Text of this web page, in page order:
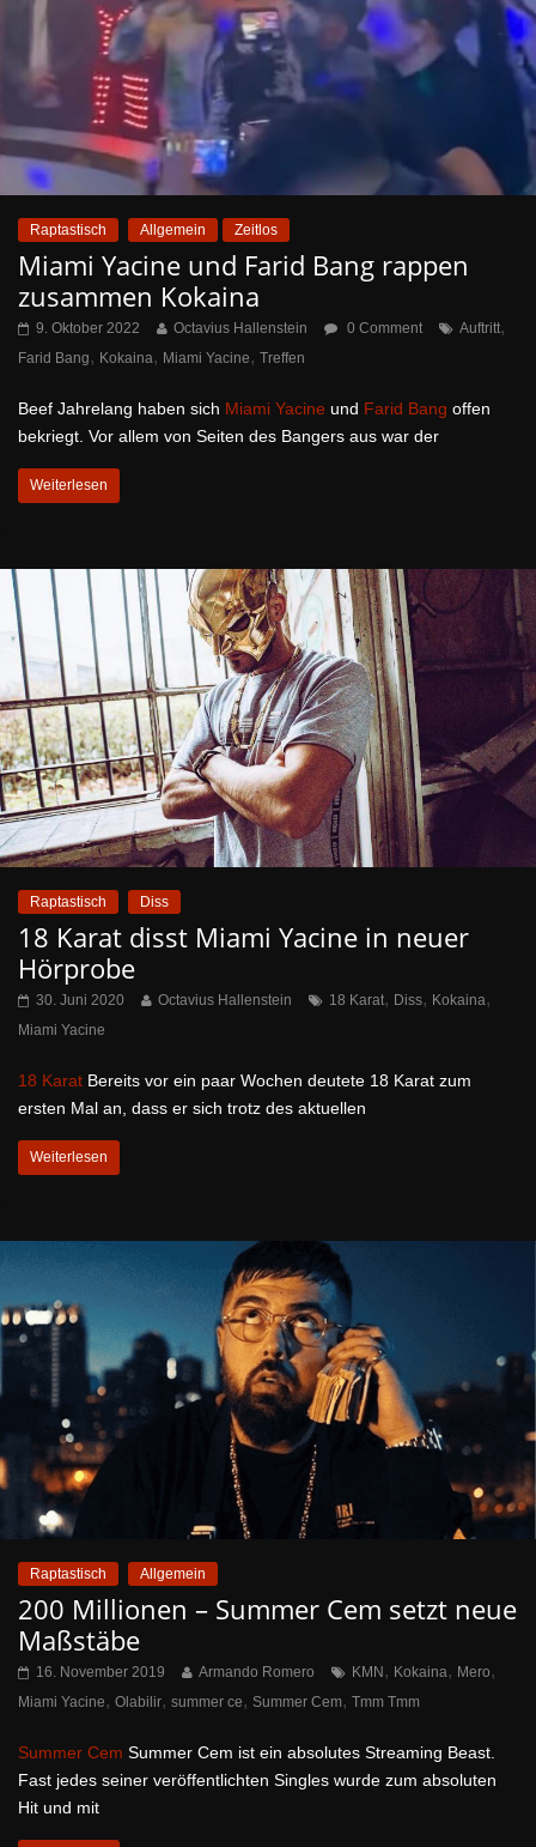
Raptastisch Allgemein Zeitlos
Miami Yacine und Farid Bang rappen
zusammen Kokaina
9. Oktober 2022 Octavius Hallenstein 0 Comment Auftritt,
Farid Bang, Kokaina, Miami Yacine, Treffen
Beef Jahrelang haben sich Miami Yacine und Farid Bang offen
bekriegt. Vor allem von Seiten des Bangers aus war der
Weiterlesen
Raptastisch Diss
18 Karat disst Miami Yacine in neuer
Hörprobe
30. Juni 2020 Octavius Hallenstein 18 Karat, Diss, Kokaina,
Miami Yacine
18 Karat Bereits vor ein paar Wochen deutete 18 Karat zum
ersten Mal an, dass er sich trotz des aktuellen
Weiterlesen
Raptastisch Allgemein
200 Millionen – Summer Cem setzt neue
Maßstäbe
16. November 2019 Armando Romero KMN , Kokaina, Mero,
Miami Yacine, Olabilir, summer ce, Summer Cem, Tmm Tmm
Summer Cem Summer Cem ist ein absolutes Streaming Beast.
Fast jedes seiner veröffentlichten Singles wurde zum absoluten
Hit und mit